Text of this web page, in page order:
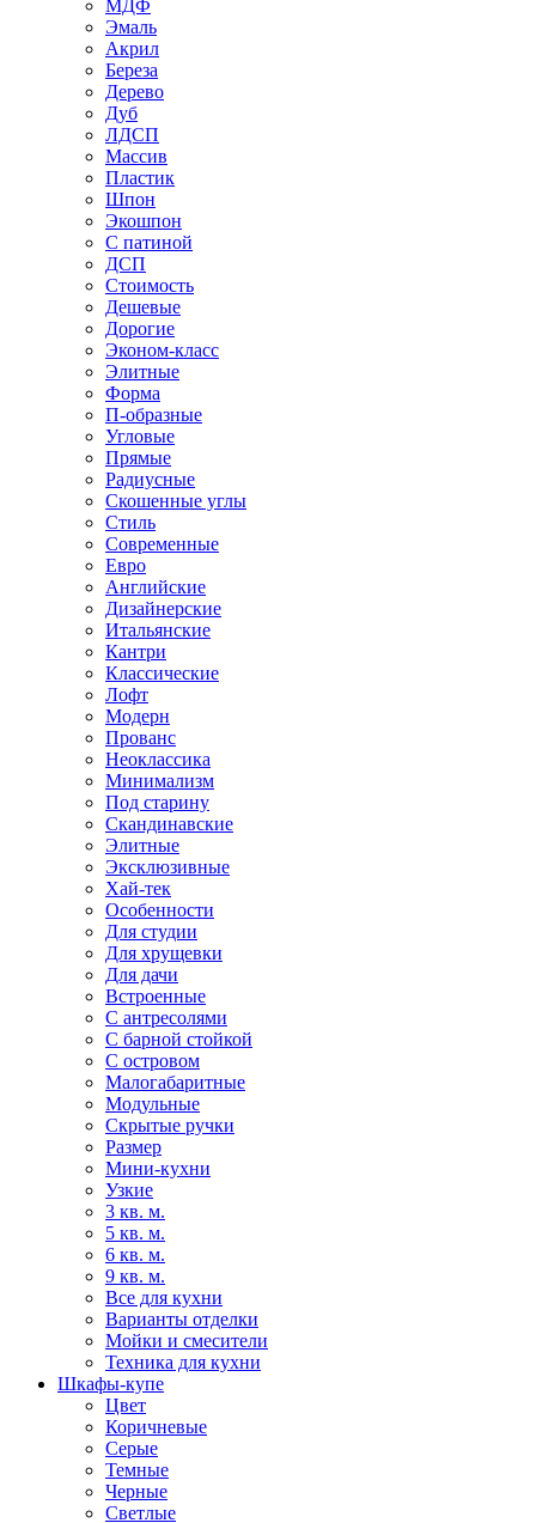
МДФ
Эмаль
Акрил
Береза
Дерево
Дуб
ЛДСП
Массив
Пластик
Шпон
Экошпон
С патиной
ДСП
Стоимость
Дешевые
Дорогие
Эконом-класс
Элитные
Форма
П-образные
Угловые
Прямые
Радиусные
Скошенные углы
Стиль
Современные
Евро
Английские
Дизайнерские
Итальянские
Кантри
Классические
Лофт
Модерн
Прованс
Неоклассика
Минимализм
Под старину
Скандинавские
Элитные
Эксклюзивные
Хай-тек
Особенности
Для студии
Для хрущевки
Для дачи
Встроенные
С антресолями
С барной стойкой
С островом
Малогабаритные
Модульные
Скрытые ручки
Размер
Мини-кухни
Узкие
3 кв. м.
5 кв. м.
6 кв. м.
9 кв. м.
Все для кухни
Варианты отделки
Мойки и смесители
Техника для кухни
Шкафы-купе
Цвет
Коричневые
Серые
Темные
Черные
Светлые